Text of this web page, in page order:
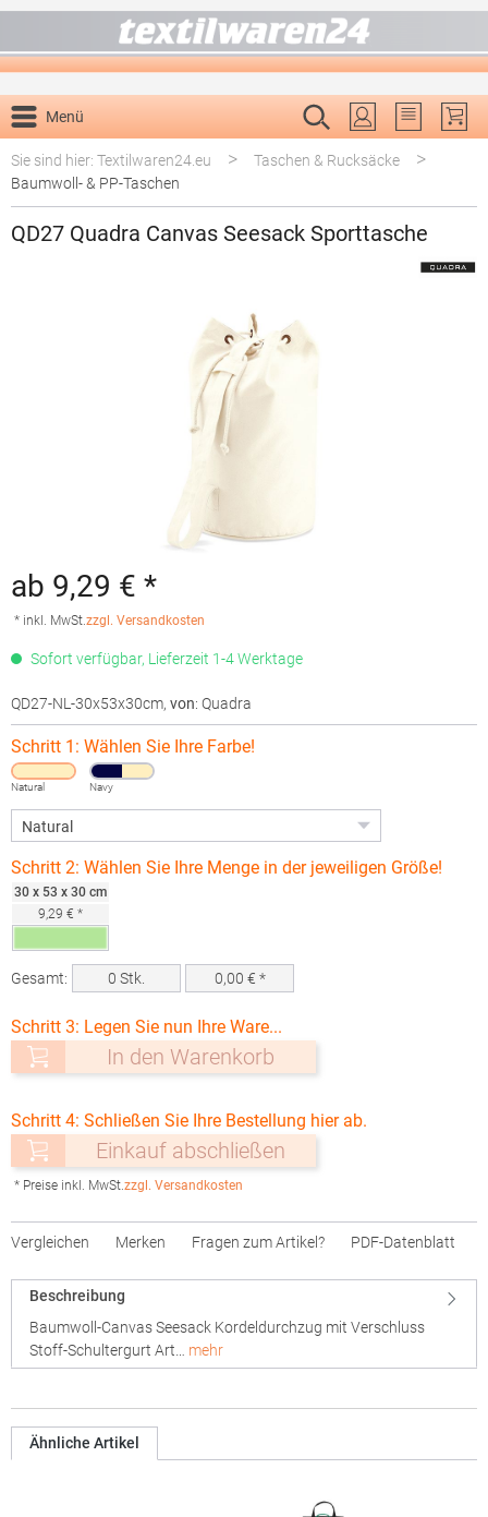
Menü
Du hast 0
Sie sind hier: Textilwaren24.eu
> Taschen & Rucksäcke >
Baumwoll- & PP-Taschen
QD27 Quadra Canvas Seesack Sporttasche
ab 9,29 € *
* inkl. MwSt.zzgl. Versandkosten
Sofort verfügbar, Lieferzeit 1-4 Werktage
QD27-NL-30x53x30cm, von: Quadra
Schritt 1: Wählen Sie Ihre Farbe!
Natural Navy
Schritt 2: Wählen Sie Ihre Menge in der jeweiligen Größe!
30 x 53 x 30 cm
9,29 € *
Gesamt: 0 Stk. 0,00 € *
Schritt 3: Legen Sie nun Ihre Ware...
In den Warenkorb
Schritt 4: Schließen Sie Ihre Bestellung hier ab.
Einkauf abschließen
* Preise inkl. MwSt.zzgl. Versandkosten
Vergleichen Merken Fragen zum Artikel? PDF-Datenblatt
Beschreibung
Baumwoll-Canvas Seesack Kordeldurchzug mit Verschluss
Stoff-Schultergurt Art… mehr
Ähnliche Artikel